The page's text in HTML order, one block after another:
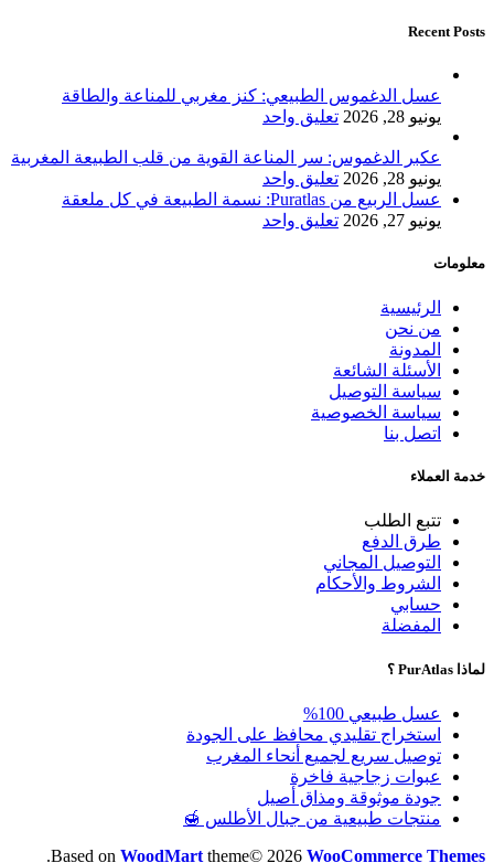
Recent Posts
عسل الدغموس الطبيعي: كنز مغربي للمناعة والطاقة
يونيو 28, 2026
تعليق واحد
عكبر الدغموس: سر المناعة القوية من قلب الطبيعة المغربية
يونيو 28, 2026
تعليق واحد
عسل الربيع من Puratlas: نسمة الطبيعة في كل ملعقة
يونيو 27, 2026
تعليق واحد
معلومات
الرئيسية
من نحن
المدونة
الأسئلة الشائعة
سياسة التوصيل
سياسة الخصوصية
اتصل بنا
خدمة العملاء
تتبع الطلب
طرق الدفع
التوصيل المجاني
الشروط والأحكام
حسابي
المفضلة
لماذا PurAtlas ؟
عسل طبيعي 100%
استخراج تقليدي محافظ على الجودة
توصيل سريع لجميع أنحاء المغرب
عبوات زجاجية فاخرة
جودة موثوقة ومذاق أصيل
منتجات طبيعية من جبال الأطلس 🍯
Based on WoodMart theme© 2026 WooCommerce Themes
.